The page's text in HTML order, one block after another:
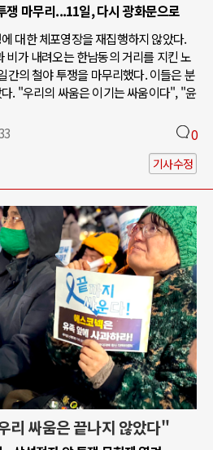
쟁 마무리...11일, 다시 광화문으로
대한 체포영장을 재집행하지 않았다.
비가 내려오는 한남동의 거리를 지킨 노
간의 철야 투쟁을 마무리했다. 이들은 분
. "우리의 싸움은 이기는 싸움이다", "윤
0
기사수정
리 싸움은 끝나지 않았다"